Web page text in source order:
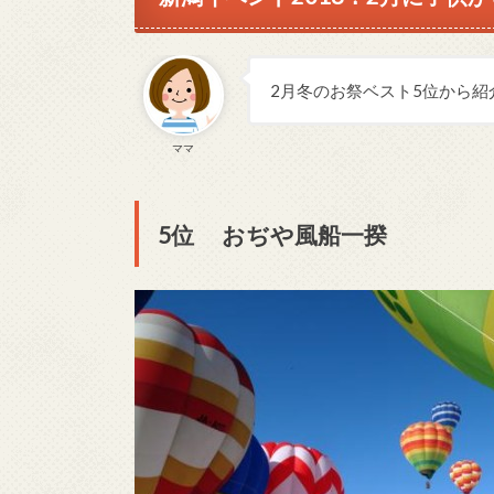
ママ
2月冬のお祭ベスト5位から
5位 おぢや風船一揆